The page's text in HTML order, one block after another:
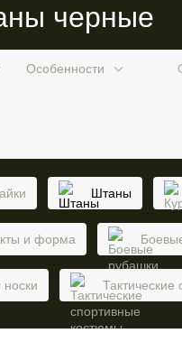
черные
Особенности
Штаны
и форма